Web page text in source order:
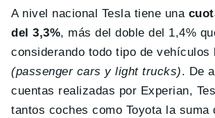
A nivel nacional Tesla tiene una
del 3,3%, más del doble del 1,4%
considerando todo tipo de vehículos
(passenger cars y light trucks). De
cuentas realizadas por Experian,
tantos coches como Toyota la suma